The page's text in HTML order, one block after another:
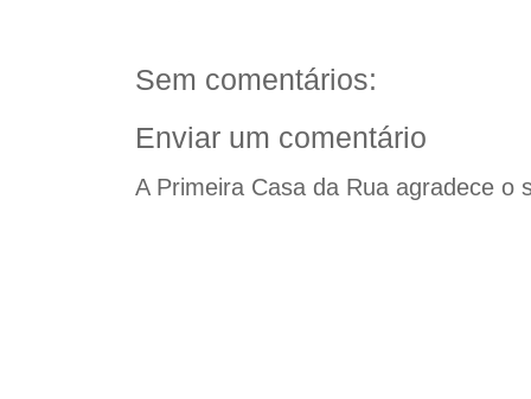
Sem comentários:
Enviar um comentário
A Primeira Casa da Rua agradece o